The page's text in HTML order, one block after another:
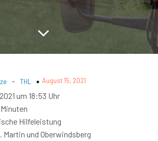
- THL August 15, 2021
um 18:53 Uhr
Hilfeleistung
Martin und Oberwindsberg